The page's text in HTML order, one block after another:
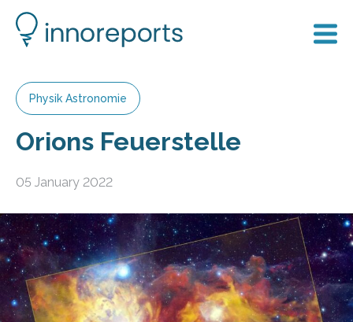
Physik Astronomie
Orions Feuerstelle
05 January 2022